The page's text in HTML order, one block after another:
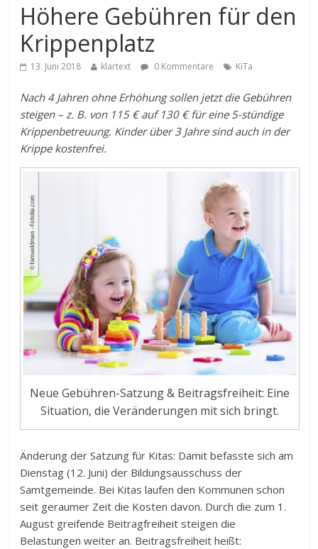
Höhere Gebühren für den
Krippenplatz
13. Juni 2018 klartext 0 Kommentare KiTa
Nach 4 Jahren ohne Erhöhung sollen jetzt die Gebühren
steigen – z. B. von 115 € auf 130 € für eine 5-stündige
Krippenbetreuung. Kinder über 3 Jahre sind auch in der
Krippe kostenfrei.
Neue Gebühren-Satzung & Beitragsfreiheit: Eine
Situation, die Veränderungen mit sich bringt.
Änderung der Satzung für Kitas: Damit befasste sich am
Dienstag (12. Juni) der Bildungsausschuss der
Samtgemeinde. Bei Kitas laufen den Kommunen schon
seit geraumer Zeit die Kosten davon. Durch die zum 1.
August greifende Beitragfreiheit steigen die
Belastungen weiter an. Beitragsfreiheit heißt: